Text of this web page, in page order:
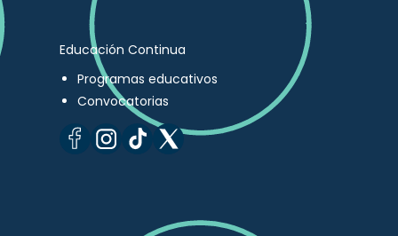
Educación Continua
Programas educativos
Convocatorias